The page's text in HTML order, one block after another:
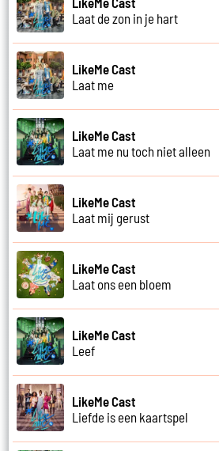
Laat de zon in je hart
LikeMe Cast
Laat me
LikeMe Cast
Laat me nu toch niet alleen
LikeMe Cast
Laat mij gerust
LikeMe Cast
Laat ons een bloem
LikeMe Cast
Leef
LikeMe Cast
Liefde is een kaartspel